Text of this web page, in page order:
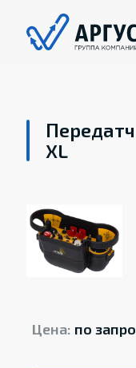
XL
Цена: по